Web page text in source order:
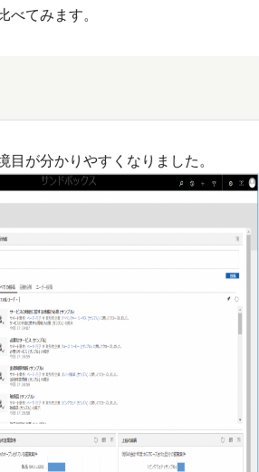
てみます。
目が分かりやすくなりました。